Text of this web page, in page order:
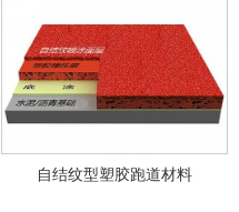
自结纹型塑胶跑道材料